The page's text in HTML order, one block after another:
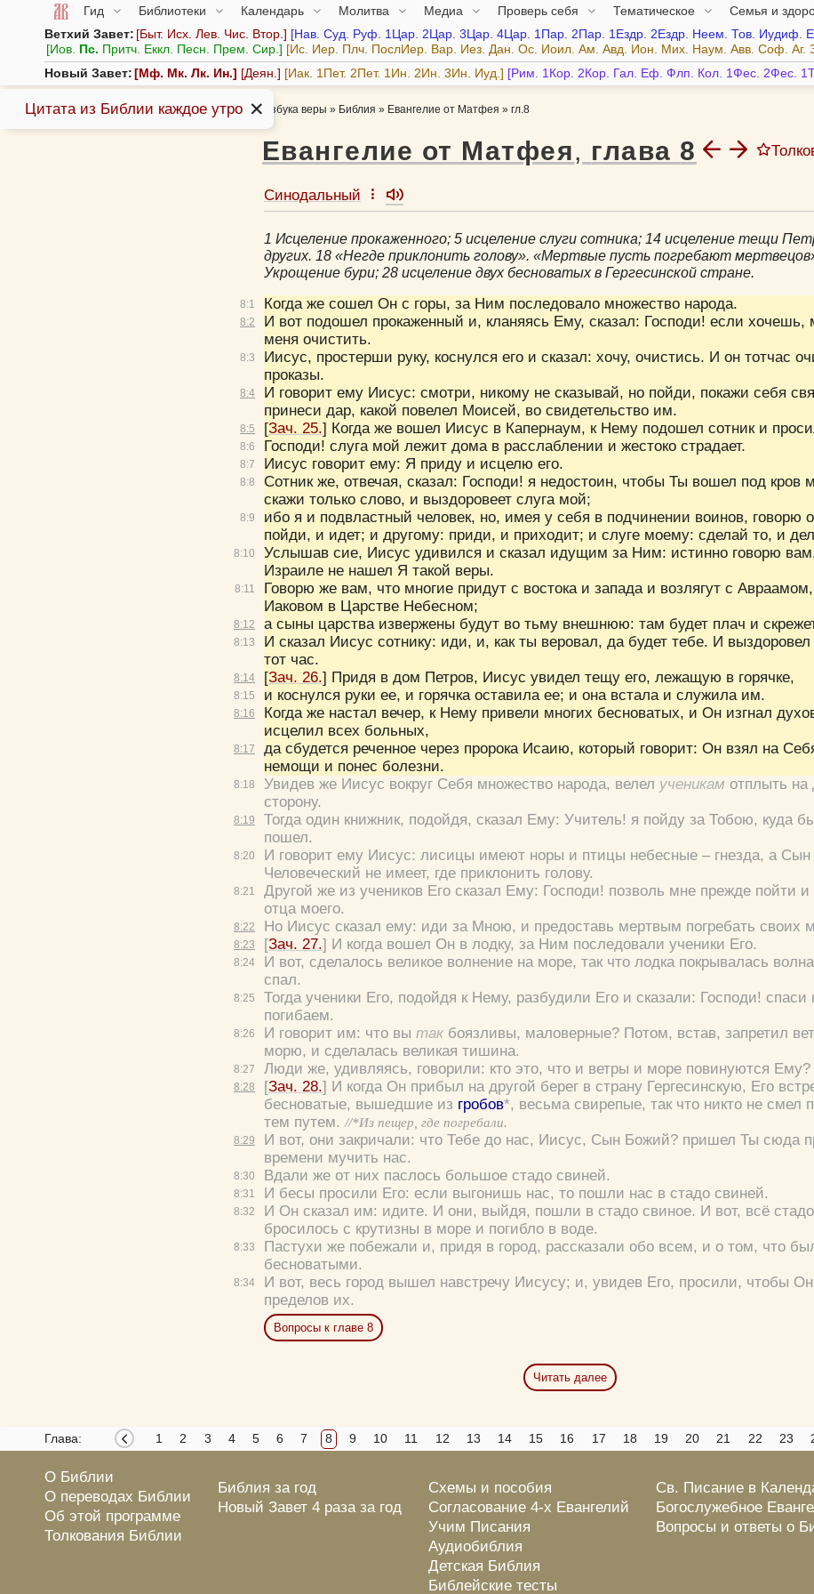
Гид Библиотеки Календарь Молитва Медиа Проверь себя Тематическое
Семья и
Ветхий Завет: Быт. Исх. Лев. Чис. Втор. Нав. Суд. Руф. 1Цар. 2Цар. 3Цар. 4Цар. 1Пар. 2Пар. 1Ездр. 2Ездр. Неем. Тов. Иудиф.
Иов. Пс. Притч. Еккл. Песн. Прем. Сир. Ис. Иер. Плч. ПослИер. Вар. Иез. Дан. Ос. Иоил. Ам. Авд. Ион. Мих. Наум. Авв. Соф. Аг.
Новый Завет: Мф. Мк. Лк. Ин. Деян. Иак. 1Пет. 2Пет. 1Ин. 2Ин. 3Ин. Иуд. Рим. 1Кор. 2Кор. Гал. Еф. Флп. Кол. 1Фес. 2Фес.
Азбука веры » Библия » Евангелие от Матфея » гл.8
Евангелие от Матфея, глава 8
8:1
8:2
8:3
8:4
8:5
8:6
8:7
8:8
8:9
8:10
8:11
8:12
8:13
8:14
8:15
8:16
8:17
8:18
8:19
8:20
8:21
8:22
8:23
8:24
8:25
8:26
8:27
8:28
8:29
8:30
8:31
8:32
8:33
8:34
Синодальный
1 Исцеление прокаженного; 5 исцеление слуги сотника; 14 исцеление тещи
других. 18 «Негде приклонить голову». «Мертвые пусть погребают
Укрощение бури; 28 исцеление двух бесноватых в Гергесинской стране.
Когда же сошел Он с горы, за Ним последовало множество народа.
И вот подошел прокаженный и, кланяясь Ему, сказал: Господи! если хочешь,
меня очистить.
Иисус, простерши руку, коснулся его и сказал: хочу, очистись. И он тотчас
проказы.
И говорит ему Иисус: смотри, никому не сказывай, но пойди, покажи себя
принеси дар, какой повелел Моисей, во свидетельство им.
[Зач. 25.] Когда же вошел Иисус в Капернаум, к Нему подошел сотник и
Господи! слуга мой лежит дома в расслаблении и жестоко страдает.
Иисус говорит ему: Я приду и исцелю его.
Сотник же, отвечая, сказал: Господи! я недостоин, чтобы Ты вошел под кров
скажи только слово, и выздоровеет слуга мой;
ибо я и подвластный человек, но, имея у себя в подчинении воинов, говорю
пойди, и идет; и другому: приди, и приходит; и слуге моему: сделай то, и
Услышав сие, Иисус удивился и сказал идущим за Ним: истинно говорю
Израиле не нашел Я такой веры.
Говорю же вам, что многие придут с востока и запада и возлягут с
Иаковом в Царстве Небесном;
а сыны царства извержены будут во тьму внешнюю: там будет плач и
И сказал Иисус сотнику: иди, и, как ты веровал, да будет тебе. И выздоровел
тот час.
[Зач. 26.] Придя в дом Петров, Иисус увидел тещу его, лежащую в горячке,
и коснулся руки ее, и горячка оставила ее; и она встала и служила им.
Когда же настал вечер, к Нему привели многих бесноватых, и Он изгнал
исцелил всех больных,
да сбудется реченное через пророка Исаию, который говорит: Он взял на
немощи и понес болезни.
Увидев же Иисус вокруг Себя множество народа, велел ученикам отплыть на
сторону.
Тогда один книжник, подойдя, сказал Ему: Учитель! я пойду за Тобою, куда
пошел.
И говорит ему Иисус: лисицы имеют норы и птицы небесные – гнезда, а Сын
Человеческий не имеет, где приклонить голову.
Другой же из учеников Его сказал Ему: Господи! позволь мне прежде пойти и
отца моего.
Но Иисус сказал ему: иди за Мною, и предоставь мертвым погребать своих
[Зач. 27.] И когда вошел Он в лодку, за Ним последовали ученики Его.
И вот, сделалось великое волнение на море, так что лодка покрывалась
спал.
Тогда ученики Его, подойдя к Нему, разбудили Его и сказали: Господи! спаси
погибаем.
И говорит им: что вы такбоязливы, маловерные?Потом, встав, запретил
морю, и сделалась великая тишина.
Люди же, удивляясь, говорили: кто это, что и ветры и море повинуются Ему?
[Зач. 28.] И когда Он прибыл на другой берег в страну Гергесинскую, Его
бесноватые, вышедшие из гробов*, весьма свирепые, так что никто не смел
тем путем. //*Из пещер, где погребали.
И вот, они закричали: что Тебе до нас, Иисус, Сын Божий? пришел Ты сюда
времени мучить нас.
Вдали же от них паслось большое стадо свиней.
И бесы просили Его: если выгонишь нас, то пошли нас в стадо свиней.
И Он сказал им: идите. И они, выйдя, пошли в стадо свиное. И вот, всё
бросилось с крутизны в море и погибло в воде.
Пастухи же побежали и, придя в город, рассказали обо всем, и о том, что
бесноватыми.
И вот, весь город вышел навстречу Иисусу; и, увидев Его, просили, чтобы
пределов их.
Вопросы к главе 8
Читать далее
Глава: 1 2 3 4 5 6 7 8 9 10 11 12 13 14 15 16 17 18 19 20 21 22 23
О Библии
О переводах Библии
Об этой программе
Толкования Библии
Библия за год
Новый Завет 4 раза за год
Схемы и пособия
Согласование 4-х Евангелий
Учим Писания
Аудиобиблия
Детская Библия
Библейские тесты
Св. Писание в
Богослужебное
Вопросы и ответы о
Прятать Компактная
Да
Вход
Регистрация
Удалить
Цитата из Библии каждое утро ✕